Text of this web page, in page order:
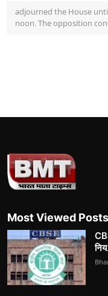
adjourned the House
noon. The opposition
Most Viewed Posts